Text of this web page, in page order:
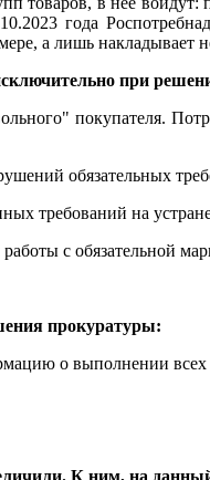
года
а лишь накладывает
при
покупателя.
обязательных
требований на
с обязательной
прокуратуры:
о выполнении
К ним, на